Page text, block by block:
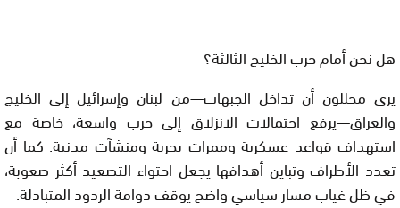
هل نحن أمام حرب الخليج الثالثة؟
يرى محللون أن تداخل الجبهات—من لبنان وإسرائيل إلى الخليج
والعراق—يرفع احتمالات الانزلاق إلى حرب واسعة، خاصة مع
استهداف قواعد عسكرية وممرات بحرية ومنشآت مدنية. كما أن
تعدد الأطراف وتباين أهدافها يجعل احتواء التصعيد أكثر صعوبة،
في ظل غياب مسار سياسي واضح يوقف دوامة الردود المتبادلة.